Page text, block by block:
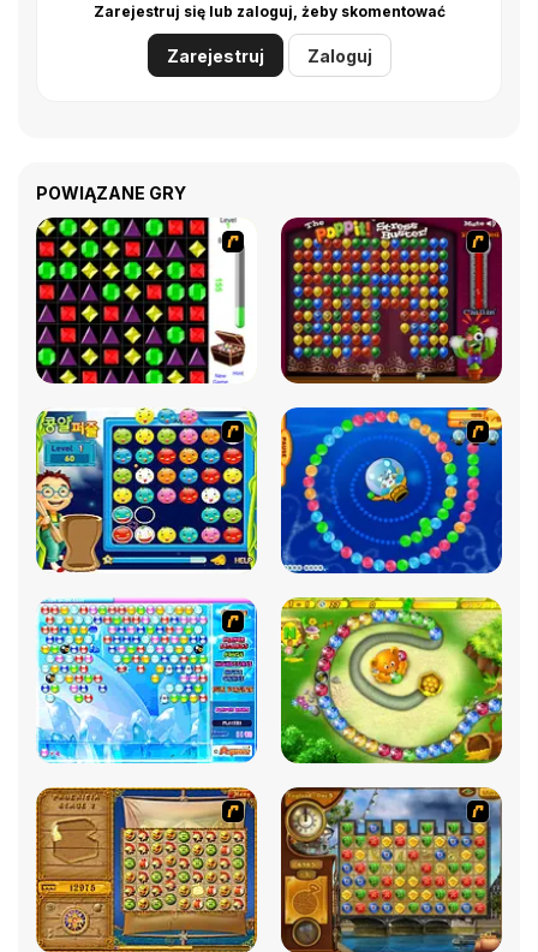
Zarejestruj się lub zaloguj, żeby skomentować
Zarejestruj Zaloguj
POWIĄZANE GRY